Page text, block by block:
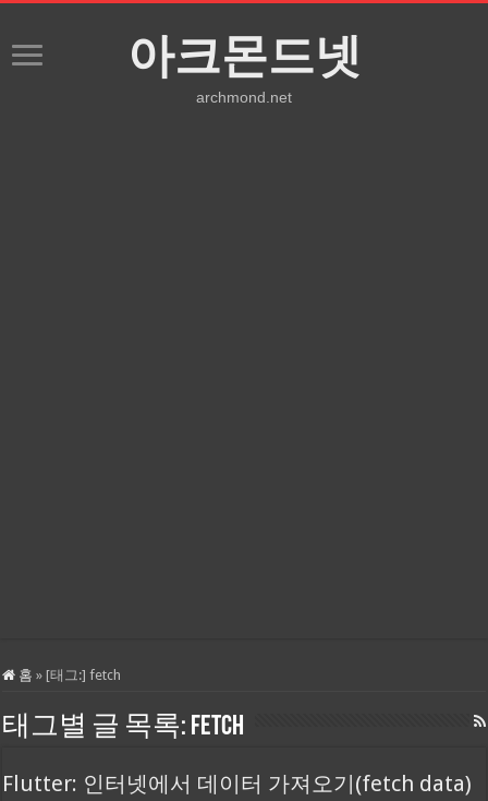
아크몬드넷
archmond.net
홈 » [태그:]fetch
태그별 글 목록: fetch
Flutter: 인터넷에서 데이터 가져오기(fetch data)